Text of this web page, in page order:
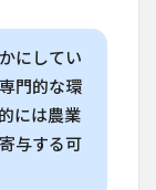
にしてい
門的な環
には農業
与する可